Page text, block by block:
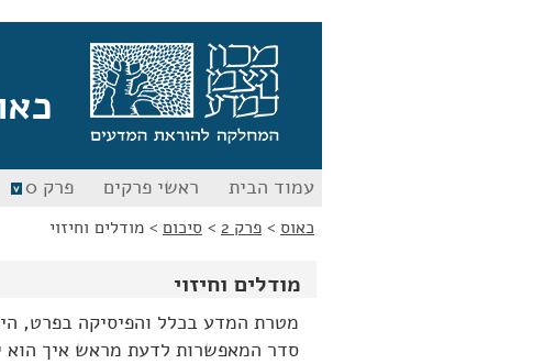
עמוד הבית ראשי פרקים פרק 0
כאוס > פרק 2 > סיכום > מודלים וחיזוי
מודלים וחיזוי
מטרת המדע בכלל והפיסיקה בפרט,
סדר המאפשרות לדעת מראש איך הוא